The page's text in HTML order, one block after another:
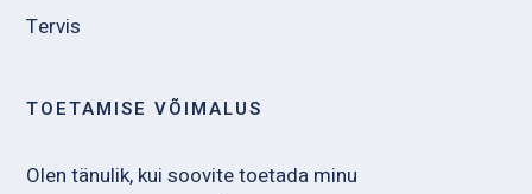
Tervis
TOETAMISE VÕIMALUS
Olen tänulik, kui soovite toetada minu